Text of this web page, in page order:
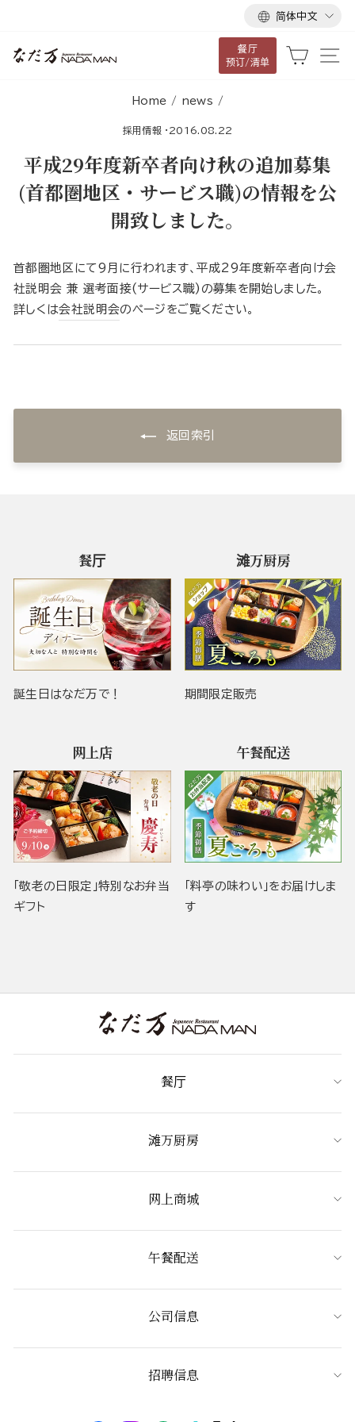
语
言
简体中文
餐厅
预订/清单
大车
Home / news /
採用情報 · 2016.08.22
平成29年度新卒者向け秋の追加募集
(首都圏地区・サービス職)の情報を公
開致しました。
首都圏地区にて9月に行われます、平成29年度新卒者向け会
社説明会 兼 選考面接(サービス職)の募集を開始しました。
詳しくは会社説明会のページをご覧ください。
返回索引
餐厅
誕生日はなだ万で！
滩万厨房
期間限定販売
网上店
「敬老の日限定」特別なお弁当
ギフト
午餐配送
「料亭の味わい」をお届けしま
す
餐厅
滩万厨房
网上商城
午餐配送
公司信息
招聘信息